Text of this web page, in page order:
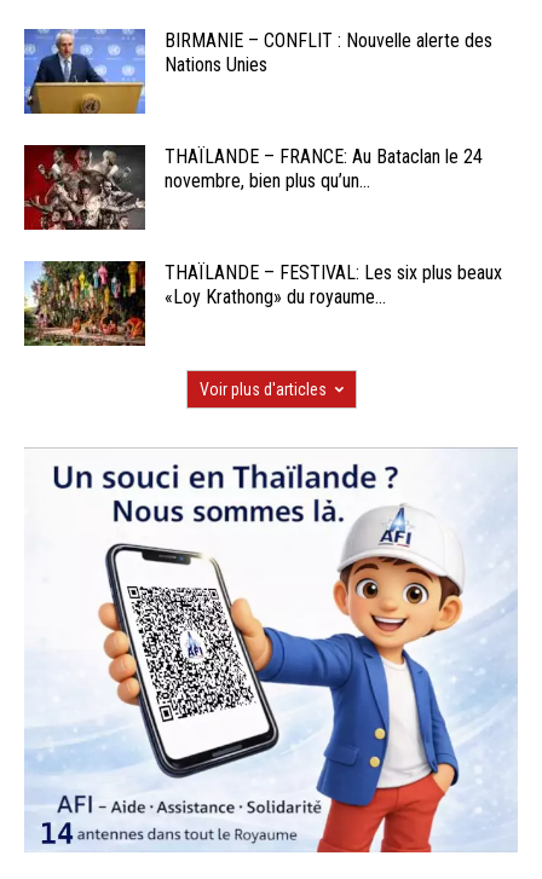
BIRMANIE – CONFLIT : Nouvelle alerte des
Nations Unies
THAÏLANDE – FRANCE: Au Bataclan le 24
novembre, bien plus qu’un...
THAÏLANDE – FESTIVAL: Les six plus beaux
«Loy Krathong» du royaume...
Voir plus d'articles